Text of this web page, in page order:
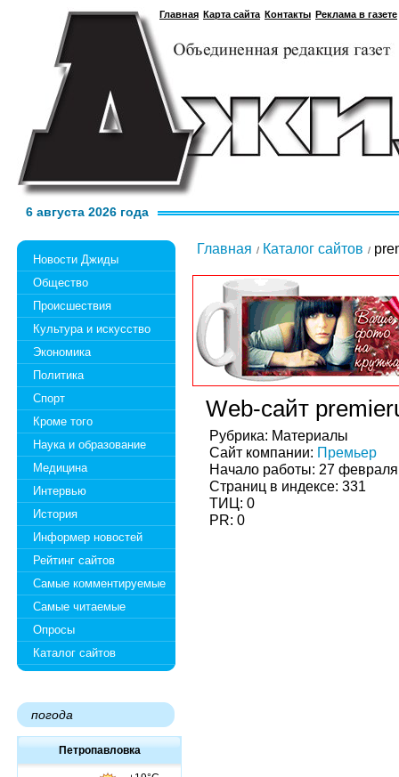
Главная Карта сайта Контакты Реклама в газете
6 августа 2026 года
Новости Джиды
Общество
Происшествия
Культура и искусство
Экономика
Политика
Спорт
Кроме того
Наука и образование
Медицина
Интервью
История
Информер новостей
Рейтинг сайтов
Самые комментируемые
Самые читаемые
Опросы
Каталог сайтов
погода
Петропавловка
Главная Каталог сайтов
Web-сайт
Рубрика: Материалы
Сайт компании: Премьер
Начало работы: 27
Страниц в индексе: 331
ТИЦ: 0
PR: 0